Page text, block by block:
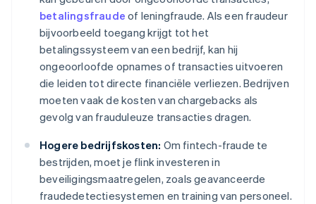
betalingsfraude of leningfraude. Als een fraudeur
bijvoorbeeld toegang krijgt tot het
betalingssysteem van een bedrijf, kan hij
ongeoorloofde opnames of transacties uitvoeren
die leiden tot directe financiële verliezen. Bedrijven
moeten vaak de kosten van chargebacks als
gevolg van frauduleuze transacties dragen.
Hogere bedrijfskosten: Om fintech-fraude te
bestrijden, moet je flink investeren in
beveiligingsmaatregelen, zoals geavanceerde
fraudedetectiesystemen en training van personeel.